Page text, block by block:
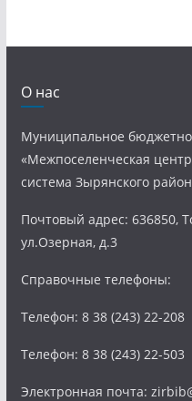
О нас
Муниципальное
«Межпоселенческая
система Зырянского
Почтовый адрес: 636850,
ул.Озерная, д.3
Справочные телефоны:
Телефон: 8 38 (243) 22-208
Телефон: 8 38 (243) 22-503
Электронная почта: